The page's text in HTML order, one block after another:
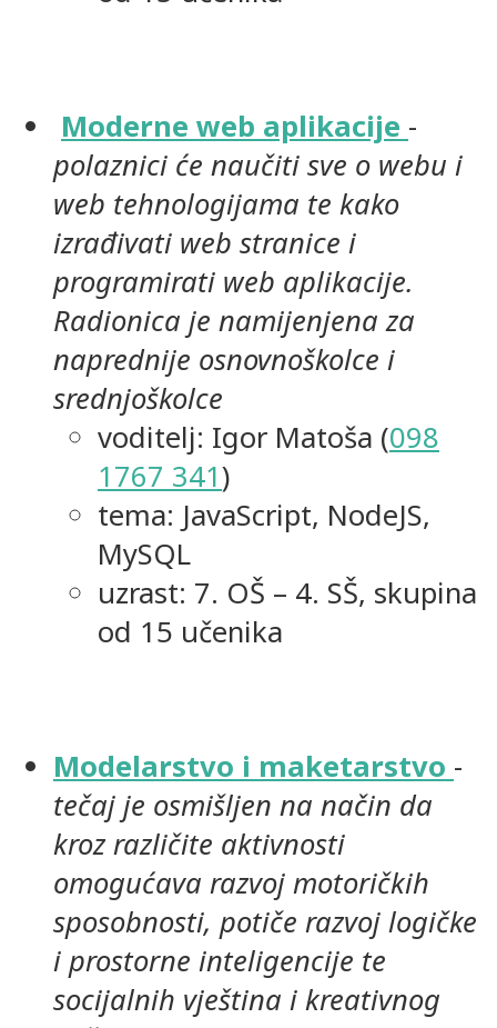
Moderne web aplikacije -
polaznici će naučiti sve o webu i
web tehnologijama te kako
izrađivati web stranice i
programirati web aplikacije.
Radionica je namijenjena za
naprednije osnovnoškolce i
srednjoškolce
voditelj: Igor Matoša (098
1767 341)
tema: JavaScript, NodeJS,
MySQL
uzrast: 7. OŠ – 4. SŠ, skupina
od 15 učenika
Modelarstvo i maketarstvo -
tečaj je osmišljen na način da
kroz različite aktivnosti
omogućava razvoj motoričkih
sposobnosti, potiče razvoj logičke
i prostorne inteligencije te
socijalnih vještina i kreativnog